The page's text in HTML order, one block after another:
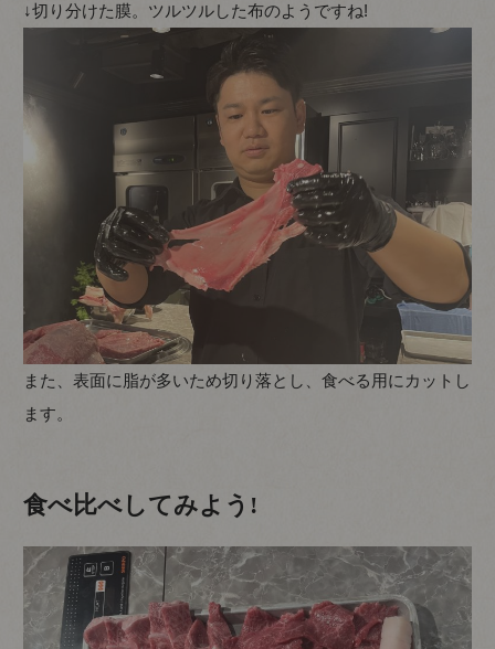
↓切り分けた膜。ツルツルした布のようですね!
また、表面に脂が多いため切り落とし、食べる用にカットし
ます。
食べ比べしてみよう!